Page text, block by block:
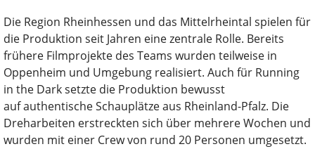
Die Region Rheinhessen und das Mittelrheintal spielen für
die Produktion seit Jahren eine zentrale Rolle. Bereits
frühere Filmprojekte des Teams wurden teilweise in
Oppenheim und Umgebung realisiert. Auch für Running
in the Dark setzte die Produktion bewusst
auf authentische Schauplätze aus Rheinland-Pfalz. Die
Dreharbeiten erstreckten sich über mehrere Wochen und
wurden mit einer Crew von rund 20 Personen umgesetzt.